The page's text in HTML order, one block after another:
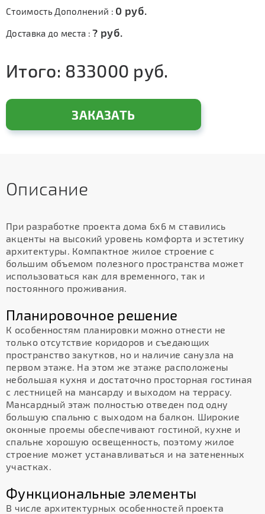
Стоимость Дополнений : 0 руб.
Доставка до места :? руб.
Итого: 833000 руб.
ЗАКАЗАТЬ
Описание
При разработке проекта дома 6х6 м ставились
акценты на высокий уровень комфорта и эстетику
архитектуры. Компактное жилое строение с
большим объемом полезного пространства может
использоваться как для временного, так и
постоянного проживания.
Планировочное решение
К особенностям планировки можно отнести не
только отсутствие коридоров и съедающих
пространство закутков, но и наличие санузла на
первом этаже. На этом же этаже расположены
небольшая кухня и достаточно просторная гостиная
с лестницей на мансарду и выходом на террасу.
Мансардный этаж полностью отведен под одну
большую спальню с выходом на балкон. Широкие
оконные проемы обеспечивают гостиной, кухне и
спальне хорошую освещенность, поэтому жилое
строение может устанавливаться и на затененных
участках.
Функциональные элементы
В числе архитектурных особенностей проекта